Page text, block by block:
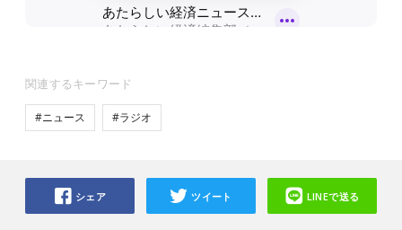
関連するキーワード
#ニュース #ラジオ
シェア ツイート LINEで送る